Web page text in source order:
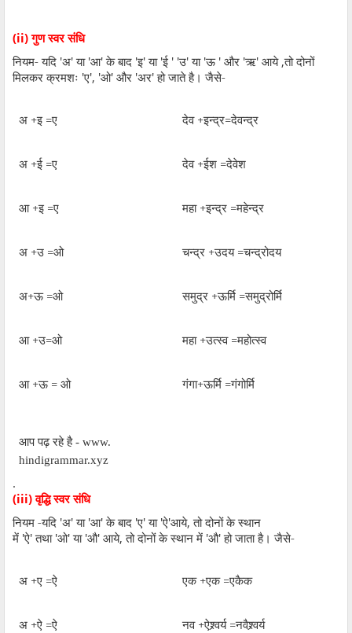
(ii)गुण स्वर संधि
नियम- यदि 'अ'या 'आ'के बाद 'इ'या 'ई ' 'उ'या 'ऊ ' और 'ऋ' आये ,तो दोनों
मिलकर क्रमशः 'ए', 'ओ' और 'अर'हो जाते है। जैसे-
अ +इ =ए देव +इन्द्र=देवन्द्र
अ +ई =ए देव +ईश =देवेश
आ +इ =ए महा +इन्द्र =महेन्द्र
अ +उ =ओ चन्द्र +उदय =चन्द्रोदय
अ+ऊ =ओ समुद्र +ऊर्मि =समुद्रोर्मि
आ +उ=ओ महा +उत्स्व =महोत्स्व
आ +ऊ = ओ गंगा+ऊर्मि =गंगोर्मि
आप पढ़ रहे है - www.
hindigrammar.xyz
.
(iii)वृद्धि स्वर संधि
नियम -यदि 'अ'या 'आ'के बाद 'ए'या 'ऐ'आये,तो दोनों के स्थान
में 'ऐ'तथा 'ओ'या 'औ' आये,तो दोनों के स्थान में 'औ'हो जाता है। जैसे-
अ +ए =ऐ एक +एक =एकैक
अ +ऐ =ऐ नव +ऐश्र्वर्य =नवैश्र्वर्य